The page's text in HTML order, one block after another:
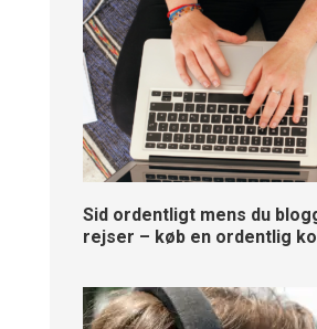
Sid ordentligt mens du
rejser – køb en ordentlig